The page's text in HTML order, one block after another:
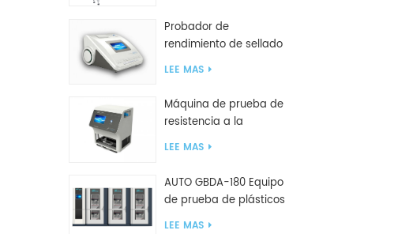
Probador de
rendimiento de sellado
inteligente GBPI
LEE MAS
Máquina de prueba de
resistencia a la
compresión GBN200G
LEE MAS
AUTO GBDA-180 Equipo
de prueba de plásticos
para degradación de
LEE MAS